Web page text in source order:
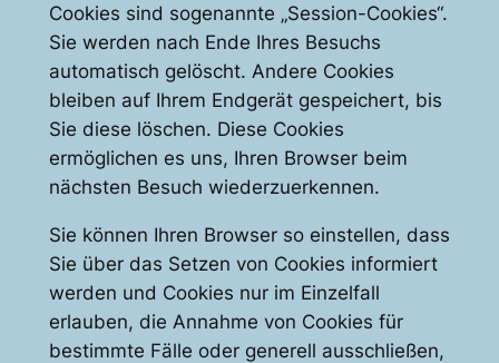
Cookies sind sogenannte „Session-Cookies“.
Sie werden nach Ende Ihres Besuchs
automatisch gelöscht. Andere Cookies
bleiben auf Ihrem Endgerät gespeichert, bis
Sie diese löschen. Diese Cookies
ermöglichen es uns, Ihren Browser beim
nächsten Besuch wiederzuerkennen.
Sie können Ihren Browser so einstellen, dass
Sie über das Setzen von Cookies informiert
werden und Cookies nur im Einzelfall
erlauben, die Annahme von Cookies für
bestimmte Fälle oder generell ausschließen,